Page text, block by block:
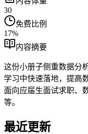
30
免费比例
17%
内容摘要
这份小册子侧重数据分
学习中快速落地，提高
面向应届生面试求职、
等。
最近更新